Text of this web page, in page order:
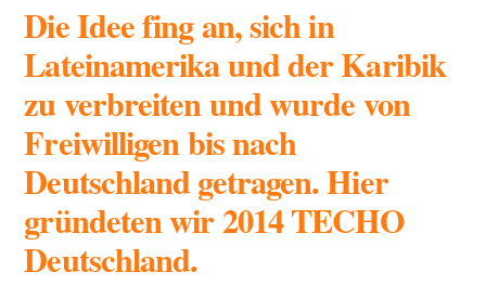
Die Idee fing an, sich in
Lateinamerika und der Karibik
zu verbreiten und wurde von
Freiwilligen bis nach
Deutschland getragen. Hier
gründeten wir 2014 TECHO
Deutschland.